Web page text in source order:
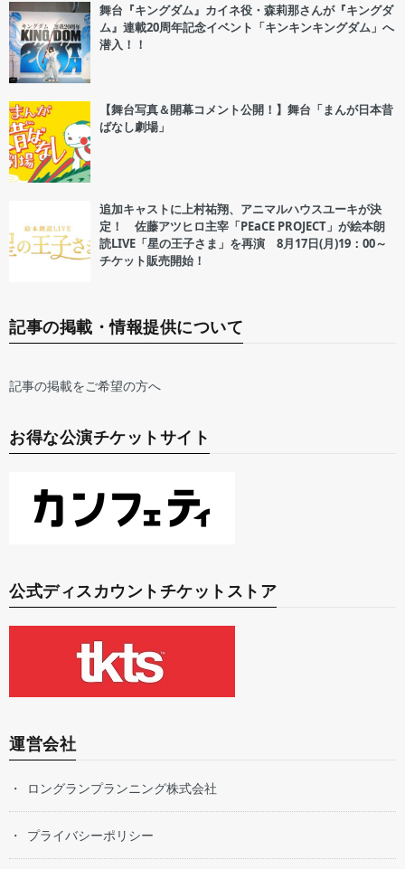
舞台『キングダム』カイネ役・森莉那さんが『キングダ
ム』連載20周年記念イベント「キンキンキングダム」へ
潜入！！
【舞台写真＆開幕コメント公開！】舞台「まんが日本昔
ばなし劇場」
追加キャストに上村祐翔、アニマルハウスユーキが決
定！ 佐藤アツヒロ主宰「PEaCE PROJECT」が絵本朗
読LIVE「星の王子さま」を再演 8月17日(月)19：00～
チケット販売開始！
記事の掲載・情報提供について
記事の掲載をご希望の方へ
お得な公演チケットサイト
公式ディスカウントチケットストア
運営会社
ロングランプランニング株式会社
プライバシーポリシー